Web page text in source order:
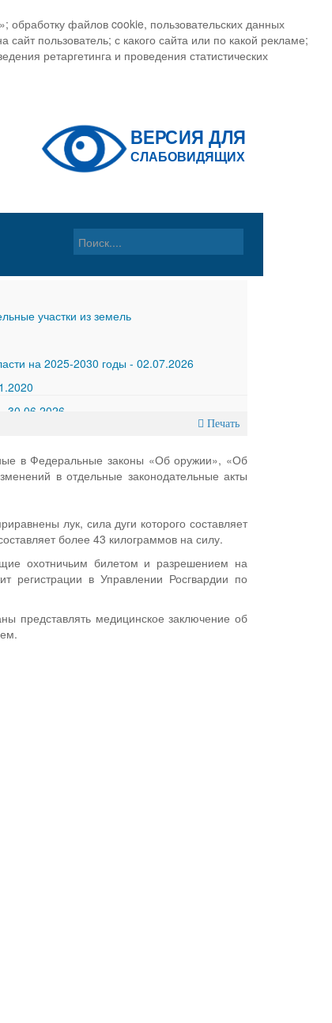
обработку файлов cookie, пользовательских данных
пользователь; с какого сайта или по какой рекламе;
ретаргетинга и проведения статистических
участки из земель
на 2025-2030 годы - 02.07.2026
30.06.2026
Печать
в Федеральные законы «Об оружии», «Об
в отдельные законодательные акты
лук, сила дуги которого составляет
более 43 килограммов на силу.
охотничьим билетом и разрешением на
регистрации в Управлении Росгвардии по
представлять медицинское заключение об